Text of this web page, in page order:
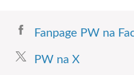
Fanpage PW na
PW na X